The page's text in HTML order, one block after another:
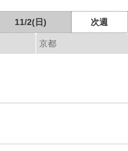
11/2(日) 次週
京都